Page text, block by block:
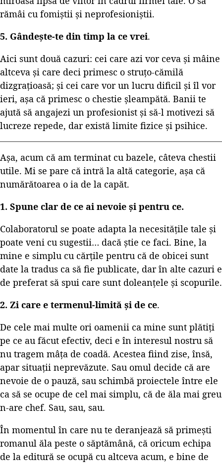
rămâi cu fomiștii și neprofesioniștii.
5. Gândește-te din timp la ce vrei.
Aici sunt două cazuri: cei care azi vor ceva și mâine
altceva și care deci primesc o struțo-cămilă
dizgrațioasă; și cei care vor un lucru dificil și îl vor
ieri, așa că primesc o chestie șleampătă. Banii te
ajută să angajezi un profesionist și să-l motivezi să
lucreze repede, dar există limite fizice și psihice.
Așa, acum că am terminat cu bazele, câteva chestii
utile. Mi se pare că intră la altă categorie, așa că
numărătoarea o ia de la capăt.
1. Spune clar de ce ai nevoie și pentru ce.
Colaboratorul se poate adapta la necesitățile tale și
poate veni cu sugestii… dacă știe ce faci. Bine, la
mine e simplu cu cărțile pentru că de obicei sunt
date la tradus ca să fie publicate, dar în alte cazuri e
de preferat să spui care sunt doleanțele și scopurile.
2. Zi care e termenul-limită și de ce.
De cele mai multe ori oamenii ca mine sunt plătiți
pe ce au făcut efectiv, deci e în interesul nostru să
nu tragem mâța de coadă. Acestea fiind zise, însă,
apar situații neprevăzute. Sau omul decide că are
nevoie de o pauză, sau schimbă proiectele între ele
ca să se ocupe de cel mai simplu, că de ăla mai greu
n-are chef. Sau, sau, sau.
În momentul în care nu te deranjează să primești
romanul ăla peste o săptămână, că oricum echipa
de la editură se ocupă cu altceva acum, e bine de